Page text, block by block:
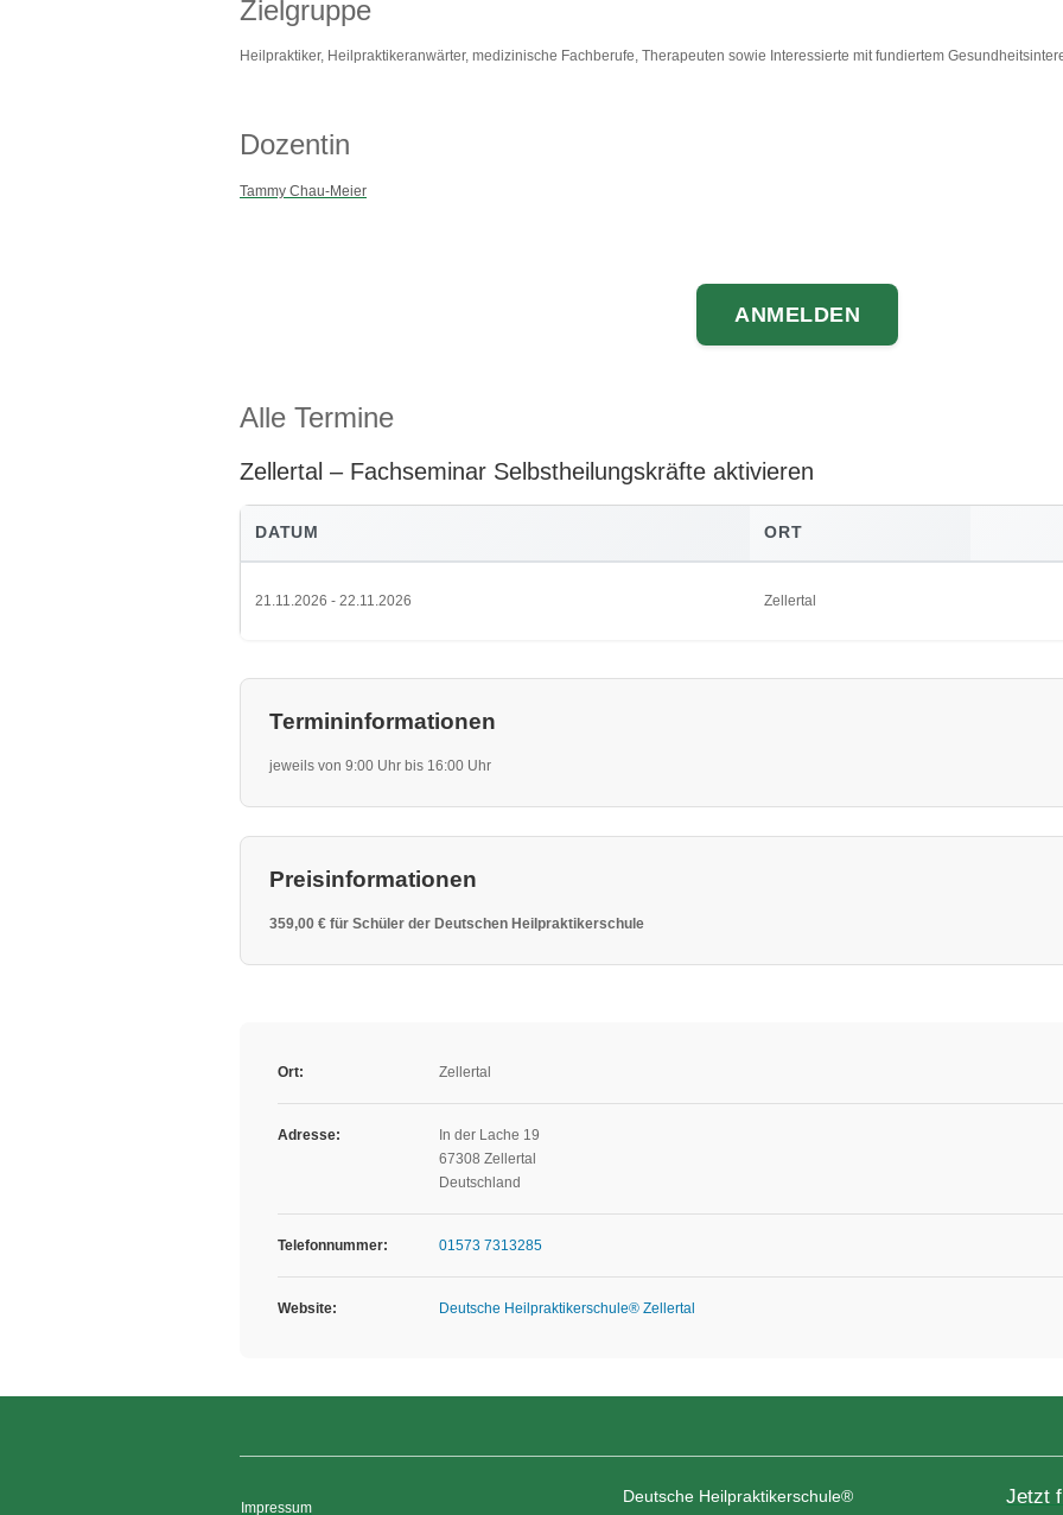
Zielgruppe
Heilpraktiker, Heilpraktikeranwärter, medizinische Fachberufe, Therapeuten sowie Interessierte mit fundiertem
Dozentin
Tammy Chau-Meier
ANMELDEN
Alle Termine
Zellertal ‒ Fachseminar Selbstheilungskräfte aktivieren
DATUM ORT
21.11.2026 - 22.11.2026 Zellertal
Termininformationen
jeweils von 9:00 Uhr bis 16:00 Uhr
Preisinformationen
359,00 € für Schüler der Deutschen Heilpraktikerschule
Ort: Zellertal
Adresse:
In der Lache 19
67308 Zellertal
Deutschland
Telefonnummer: 01573 7313285
Website: Deutsche Heilpraktikerschule® Zellertal
Impressum
Deutsche Heilpraktikerschule® Jetzt